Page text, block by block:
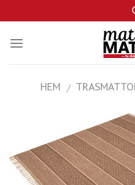
to
content
HEM /